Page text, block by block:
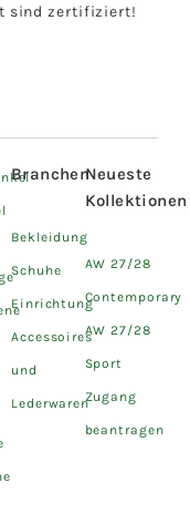
sind zertifiziert!
Branchen
Bekleidung
Schuhe
Einrichtung
Accessoires
und
Lederwaren
Neueste
Kollektionen
AW 27/28
Contemporary
AW 27/28
Sport
Zugang
beantragen